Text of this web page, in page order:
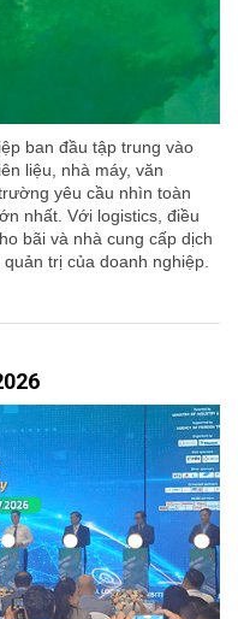
ban đầu tập trung vào
liệu, nhà máy, văn
yêu cầu nhìn toàn
nhất. Với logistics, điều
bãi và nhà cung cấp dịch
trị của doanh nghiệp.